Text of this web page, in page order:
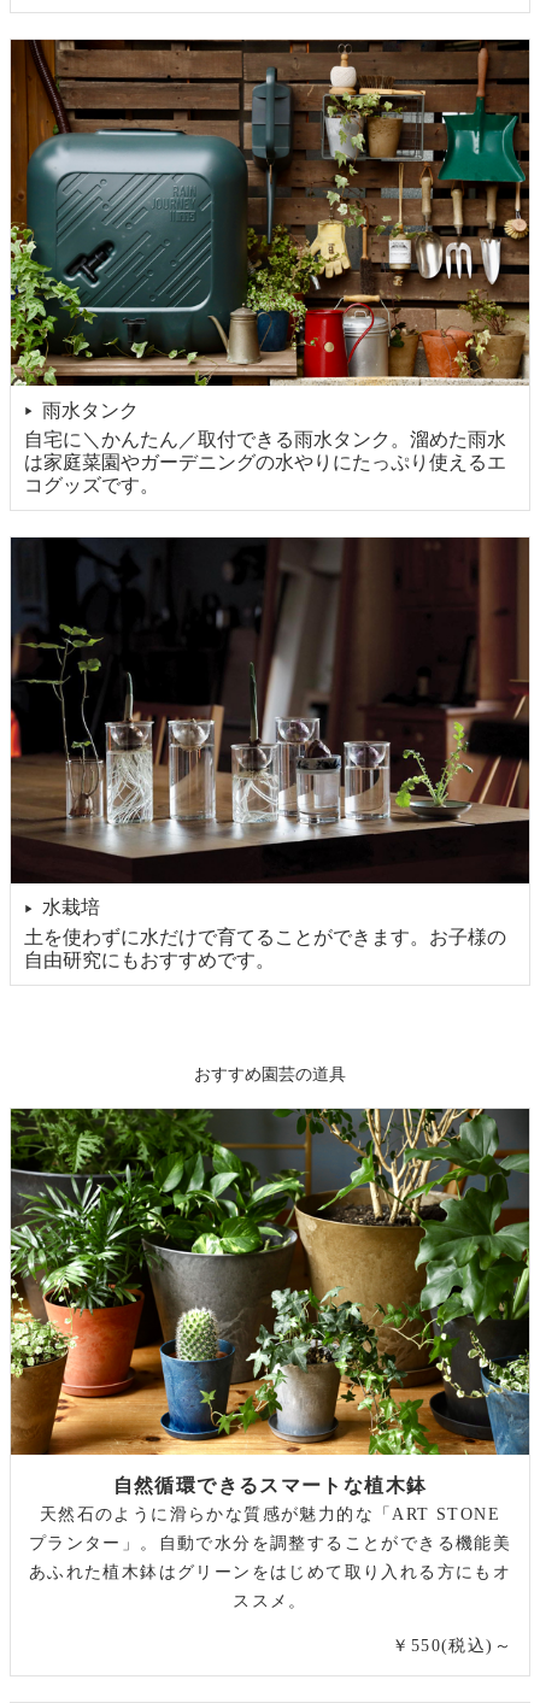
▶
雨水タンク
自宅に＼かんたん／取付できる雨水タンク。溜めた雨水
は家庭菜園やガーデニングの水やりにたっぷり使えるエ
コグッズです。
▶
水栽培
土を使わずに水だけで育てることができます。お子様の
自由研究にもおすすめです。
おすすめ園芸の道具
自然循環できるスマートな植木鉢
天然石のように滑らかな質感が魅力的な「ART STONE
プランター」。自動で水分を調整することができる機能美
あふれた植木鉢はグリーンをはじめて取り入れる方にもオ
ススメ。
￥550(税込)～